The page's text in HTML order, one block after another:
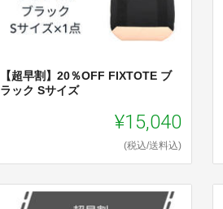
【超早割】20％OFF FIXTOTE ブ
ラック Sサイズ
¥15,040
(税込/送料込)